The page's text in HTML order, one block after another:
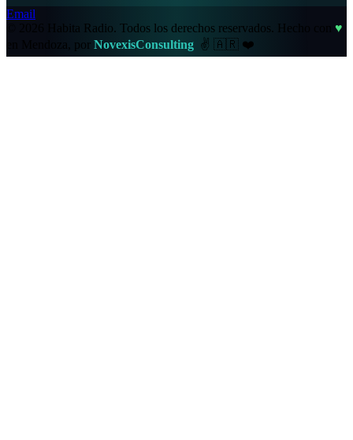
Email
© 2026 Habita Radio. Todos los derechos reservados.
Hecho con ♥
en Mendoza, por NovexisConsulting ✌️ 🇦🇷 ❤️